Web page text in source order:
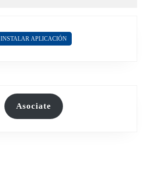
INSTALAR APLICACIÓN
Asociate